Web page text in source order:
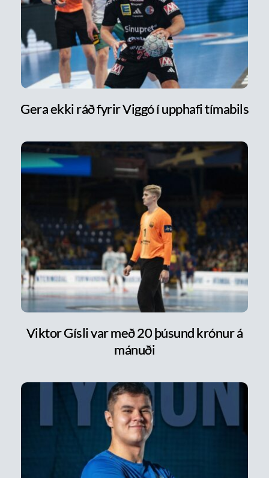
Gera ekki ráð fyrir Viggó í upphafi tímabils
Viktor Gísli var með 20 þúsund krónur á
mánuði